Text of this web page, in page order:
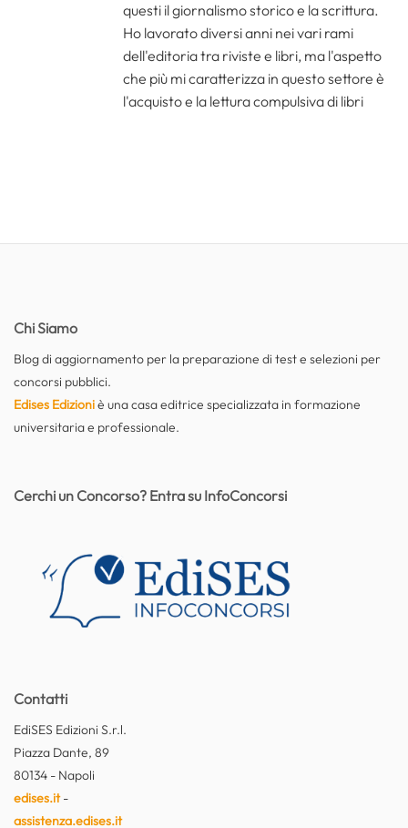
questi il giornalismo storico e la scrittura.
Ho lavorato diversi anni nei vari rami
dell'editoria tra riviste e libri, ma l'aspetto
che più mi caratterizza in questo settore è
l'acquisto e la lettura compulsiva di libri
Chi Siamo
Blog di aggiornamento per la preparazione di test e selezioni per
concorsi pubblici.
Edises Edizioniè una casa editrice specializzata in formazione
universitaria e professionale.
Contatti
EdiSES Edizioni S.r.l.
Piazza Dante, 89
80134 - Napoli
edises.it-
assistenza.edises.it
Cerchi un Concorso? Entra su InfoConcorsi